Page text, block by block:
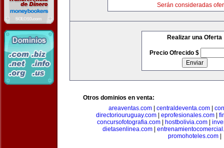
Serán consideradas
Realizar una Oferta
Precio Ofrecido $
Otros dominios en venta:
areaventas.com
centraldeventa.com
directoriouruguay.com
eprofesionales.com
concursofotografia.com| hostbolivia.com|
dietasenlinea.com|
promohoteles.com|